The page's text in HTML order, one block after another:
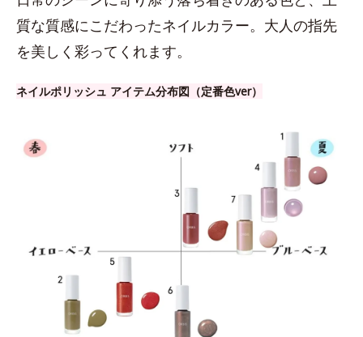
質な質感にこだわったネイルカラー。大人の指先
を美しく彩ってくれます。
ネイルポリッシュ アイテム分布図（定番色ver）